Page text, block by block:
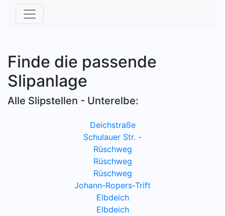
Finde die passende
Slipanlage
Alle Slipstellen - Unterelbe:
Deichstraße
Schulauer Str. -
Rüschweg
Rüschweg
Rüschweg
Johann-Ropers-Trift
Elbdeich
Elbdeich